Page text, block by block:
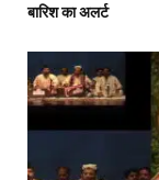
बारिश का अलर्ट